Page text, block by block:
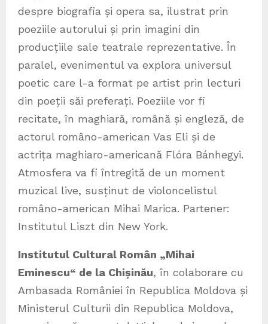
despre biografia și opera sa, ilustrat prin
poeziile autorului și prin imagini din
producțiile sale teatrale reprezentative. În
paralel, evenimentul va explora universul
poetic care l-a format pe artist prin lecturi
din poeții săi preferați. Poeziile vor fi
recitate, în maghiară, română și engleză, de
actorul româno-american Vas Eli și de
actrița maghiaro-americană Flóra Bánhegyi.
Atmosfera va fi întregită de un moment
muzical live, susținut de violoncelistul
româno-american Mihai Marica. Partener:
Institutul Liszt din New York.
Institutul Cultural Român „Mihai
Eminescu“ de la Chișinău, în colaborare cu
Ambasada României în Republica Moldova și
Ministerul Culturii din Republica Moldova,